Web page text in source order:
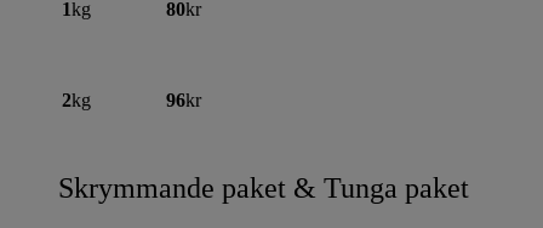
1kg 80kr
2kg 96kr
Skrymmande paket & Tunga paket